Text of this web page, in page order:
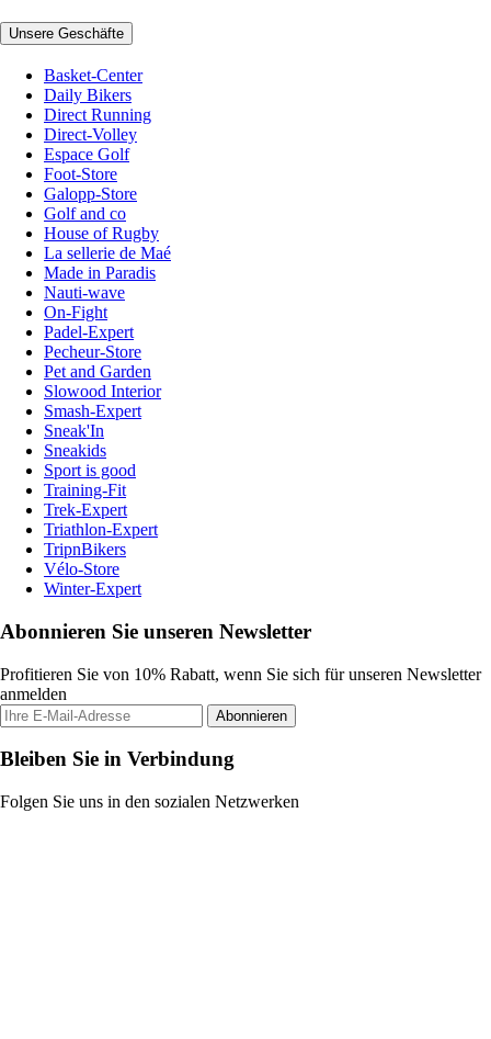
Unsere Geschäfte
Basket-Center
Daily Bikers
Direct Running
Direct-Volley
Espace Golf
Foot-Store
Galopp-Store
Golf and co
House of Rugby
La sellerie de Maé
Made in Paradis
Nauti-wave
On-Fight
Padel-Expert
Pecheur-Store
Pet and Garden
Slowood Interior
Smash-Expert
Sneak'In
Sneakids
Sport is good
Training-Fit
Trek-Expert
Triathlon-Expert
TripnBikers
Vélo-Store
Winter-Expert
Abonnieren Sie unseren Newsletter
Profitieren Sie von 10% Rabatt, wenn Sie sich für unseren Newsletter
anmelden
Abonnieren
Bleiben Sie in Verbindung
Folgen Sie uns in den sozialen Netzwerken